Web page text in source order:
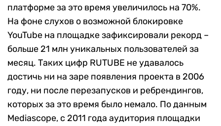
платформе за это время увеличилось на 70%.
На фоне слухов о возможной блокировке
YouTube на площадке зафиксировали рекорд –
больше 21 млн уникальных пользователей за
месяц. Таких цифр RUTUBE не удавалось
достичь ни на заре появления проекта в 2006
году, ни после перезапусков и ребрендингов,
которых за это время было немало. По данным
Mediascope, c 2011 года аудитория площадки